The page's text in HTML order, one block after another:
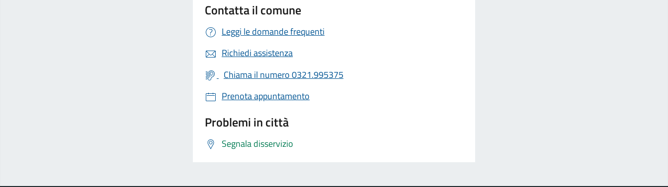
Contatta il comune
Leggi le domande frequenti
Richiedi assistenza
Chiama il numero 0321.995375
Prenota appuntamento
Problemi in città
Segnala disservizio